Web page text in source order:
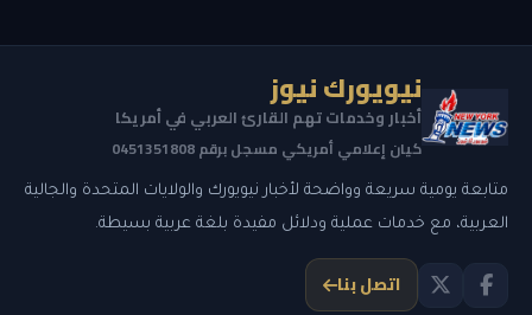
نيويورك نيوز
أخبار وخدمات تهم القارئ العربي في أمريكا
كيان إعلامي أمريكي مسجل برقم 0451351808
متابعة يومية سريعة وواضحة لأخبار نيويورك والولايات المتحدة والجالية
العربية، مع خدمات عملية ودلائل مفيدة بلغة عربية بسيطة.
اتصل بنا